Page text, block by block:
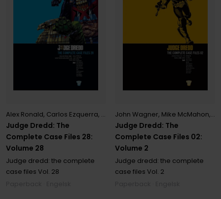
Judge Dredd: The
Complete Case Files 28:
Volume 28
Alex Ronald, Carlos Ezquerra, Cliff Robinson,John Burns,John
Judge dredd: the complete
case files Vol. 28
Judge Dredd: The
Complete Case Files 02:
Volume 2
John Wagner, Mike McMahon,
Judge dredd: the complete
case files Vol. 2